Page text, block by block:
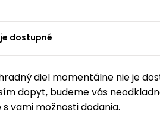
dostupné
diel momentálne nie je
dopyt, budeme vás
vami možnosti dodania.